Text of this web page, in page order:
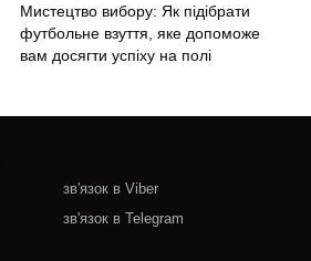
Мистецтво вибору: Як підібрати
футбольне взуття, яке допоможе
вам досягти успіху на полі
зв'язок в Viber
зв'язок в Telegram